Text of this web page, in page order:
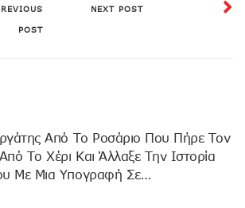
POST
NEXT POST
Από Το Ροσάριο Που Πήρε Τον
Το Χέρι Και Άλλαξε Την Ιστορία
Με Μια Υπογραφή Σε…